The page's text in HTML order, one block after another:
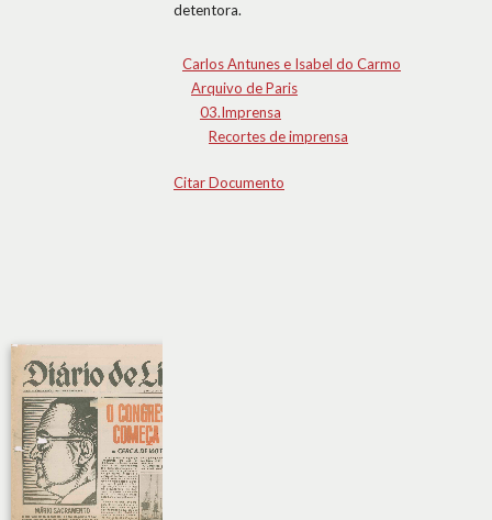
detentora.
Carlos Antunes e Isabel do Carmo
Arquivo de Paris
03.Imprensa
Recortes de imprensa
Citar Documento